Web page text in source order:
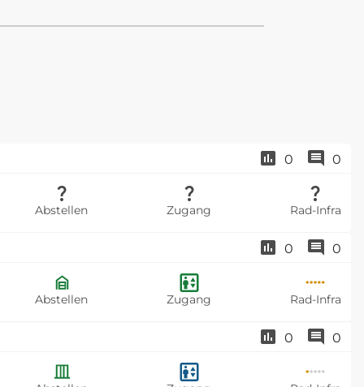
0 0
Abstellen Zugang Rad-Infra
0 0
Abstellen
Zugang Rad-Infra
0 0